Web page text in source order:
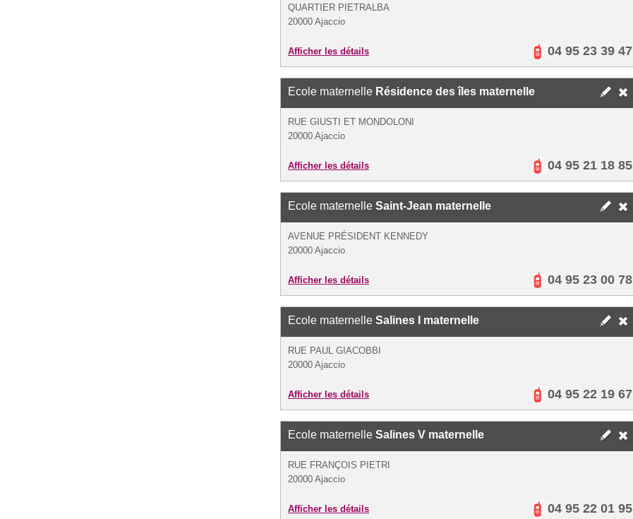
QUARTIER PIETRALBA
20000 Ajaccio
Afficher les détails 04 95 23 39 47
Ecole maternelle Résidence des îles maternelle
RUE GIUSTI ET MONDOLONI
20000 Ajaccio
Afficher les détails 04 95 21 18 85
Ecole maternelle Saint-Jean maternelle
AVENUE PRÉSIDENT KENNEDY
20000 Ajaccio
Afficher les détails 04 95 23 00 78
Ecole maternelle Salines I maternelle
RUE PAUL GIACOBBI
20000 Ajaccio
Afficher les détails 04 95 22 19 67
Ecole maternelle Salines V maternelle
RUE FRANÇOIS PIETRI
20000 Ajaccio
Afficher les détails 04 95 22 01 95